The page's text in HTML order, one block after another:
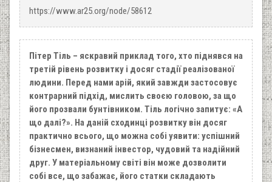
https://www.ar25.org/node/58612
Пітер Тіль – яскравий приклад того, хто піднявся на
третій рівень розвитку і досяг стадії реалізованої
людини. Перед нами арій, який завжди застосовує
контрарний підхід, мислить своєю головою, за що
його прозвали бунтівником. Тіль логічно запитує: «А
що далі?». На даній сходинці розвитку він досяг
практично всього, що можна собі уявити: успішний
бізнесмен, визнаний інвестор, чудовий та надійний
друг. У матеріальному світі він може дозволити
собі все, що забажає, його статки складають